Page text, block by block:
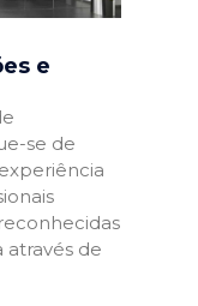
e
se de
de